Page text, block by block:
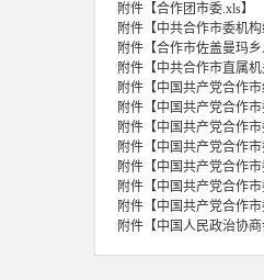
附件【合作团市委.xls】
附件【中共合作市委机
附件【合作市佐盖曼玛
附件【中共合作市直属
附件【中国共产党合作
附件【中国共产党合作
附件【中国共产党合作
附件【中国共产党合作
附件【中国共产党合作
附件【中国共产党合作
附件【中国共产党合作
附件【中国人民政治协